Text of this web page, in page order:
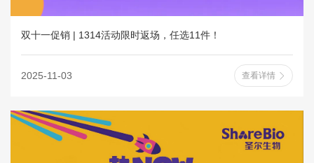
双十一促销 | 1314活动限时返场，任选11件！
2025-11-03 查看详情